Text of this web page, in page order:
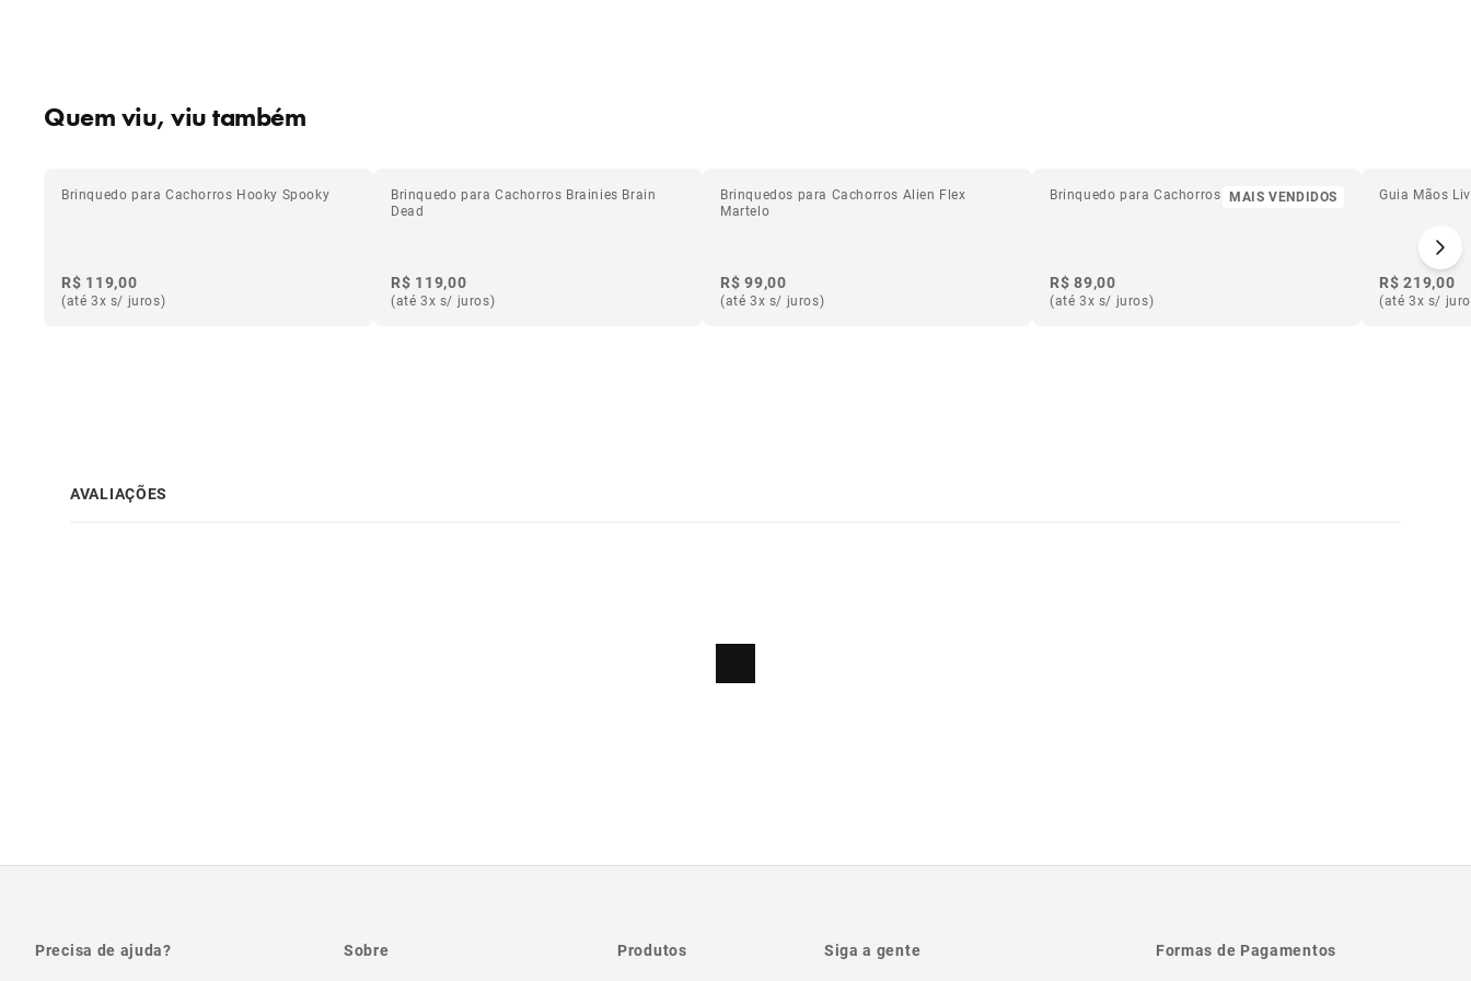
Quem viu, viu também
Brinquedo para Cachorros Hooky Spooky
R$ 119,00
(até 3x s/ juros)
Brinquedo para Cachorros Brainies Brain
Dead
R$ 119,00
(até 3x s/ juros)
Brinquedos para Cachorros Alien Flex
Martelo
R$ 99,00
(até 3x s/ juros)
MAIS VENDIDOS
Brinquedo para Cachorros Super Banana
R$ 89,00
(até 3x s/ juros)
Guia Mãos
R$ 219,00
(até 3x s/
AVALIAÇÕES
Precisa de ajuda?
Sobre
Produtos
Siga a gente Formas de Pagamentos